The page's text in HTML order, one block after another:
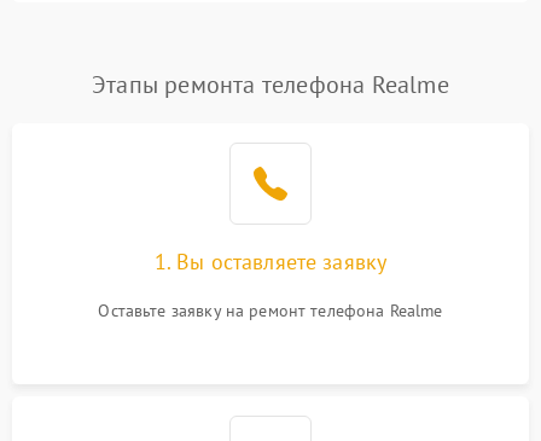
Не работает Face ID 4000 ₽ Подробнее →
Этапы ремонта телефона Realme
1. Вы оставляете заявку
Оставьте заявку на ремонт телефона Realme